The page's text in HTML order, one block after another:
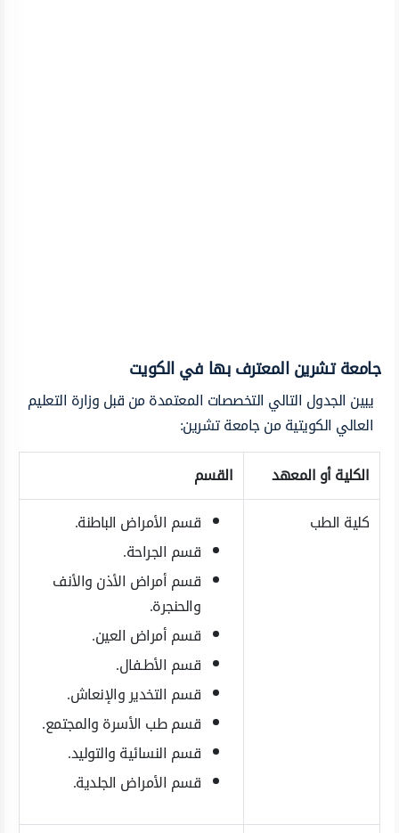
جامعة تشرين المعترف بها في الكويت
يبين الجدول التالي التخصصات المعتمدة من قبل وزارة التعليم
العالي الكويتية من جامعة تشرين:
الكلية أو المعهد
القسم
كلية الطب
قسم الأمراض الباطنة.
قسم الجراحة.
قسم أمراض الأذن والأنف
والحنجرة.
قسم أمراض العين.
قسم الأطـفال.
قسم التخدير والإنعاش.
قسم طب الأسرة والمجتمع.
قسم النسائية والتوليد.
قسم الأمراض الجلدية.